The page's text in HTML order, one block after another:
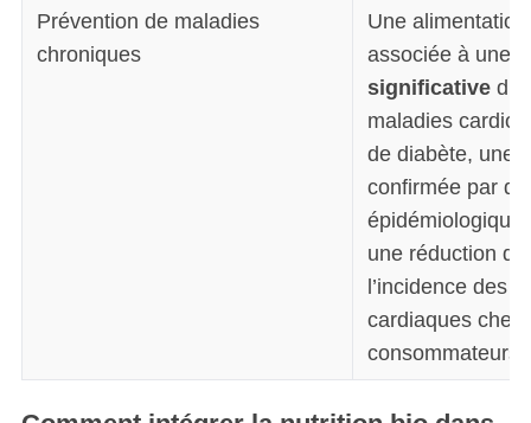
Prévention de maladies
chroniques
Une
associée à une
significativedu
maladies
de diabète, une
confirmée par
une réduction
l’incidence des
cardiaques chez
consommateurs